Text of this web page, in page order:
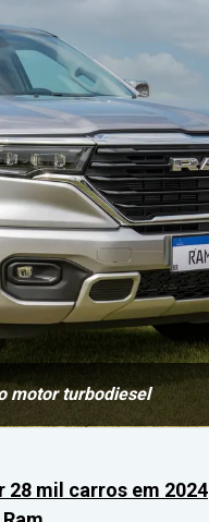
motor turbodiesel
28 mil carros em 2024